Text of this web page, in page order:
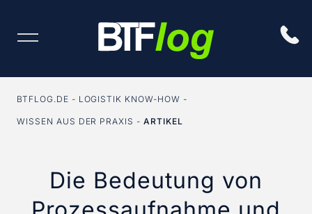
BTFLOG.DE LOGISTIK KNOW-HOW
WISSEN AUS DER PRAXIS ARTIKEL
Die Bedeutung von